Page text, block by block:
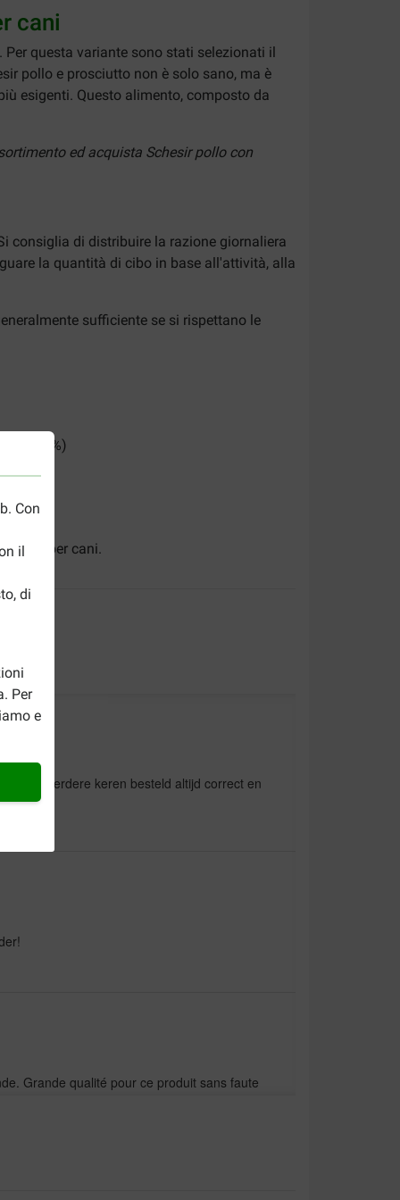
Con
il
di
Per
e
cani
questa variante sono stati selezionati il
pollo e prosciutto non è solo sano, ma è
esigenti. Questo alimento, composto da
ed acquista Schesir pollo con
consiglia di distribuire la razione giornaliera
la quantità di cibo in base all'attività, alla
sufficiente se si rispettano le
(83%)
tonno per cani.
Meerdere keren besteld altijd correct en
Grande qualité pour ce produit sans faute